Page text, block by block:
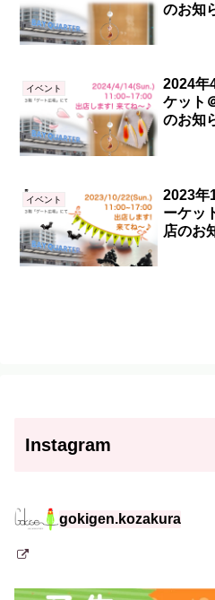
のお知
イベント
2024年
ケット
のお知
イベント
2023年
ーケッ
店のお
Instagram
gokigen.kozakura